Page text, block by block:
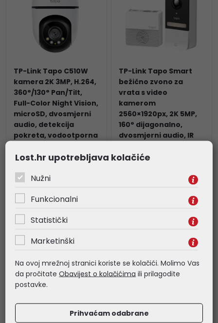
TP-Link Tapo C510W
kamera 2K 3MP, H.264,
360°/130° Pan/Tilt,
Full-Color Night Vision,
microSD, dvosmjerni
audio, detekcija
pokreta, vodootporna
47,84 €
Šifra:Tapo C510W
TP-Link Tapo Smart
bežično zvono za
vrata s video
kamerom
2560×1920px, 2K 5MP,
160° dijagonalno,
dvosmjerni audio, IR
IP64
Lost.hr upotrebljava kolačiće
Nužni
Funkcionalni
Statistički
Marketinški
Na ovoj mrežnoj stranici koriste se kolačići. Molimo Vas
da pročitateObavijest o kolačićima ili prilagodite
postavke.
Prihvaćam odabrane